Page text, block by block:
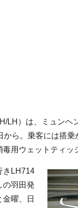
LH）は、ミュンヘ
ら。乗客には搭
用ウェットティッ
きLH714
の羽田発
曜、日